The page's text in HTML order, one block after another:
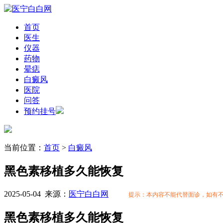
首页
医生
仪器
药物
晕痣
白癜风
医院
问答
预约挂号
当前位置： 首页 > 白癜风
黑色素移植多久能恢复
2025-05-04 来源： 医宁白白网 提示：本内容不能代替面诊，如有
黑色素移植多久能恢复